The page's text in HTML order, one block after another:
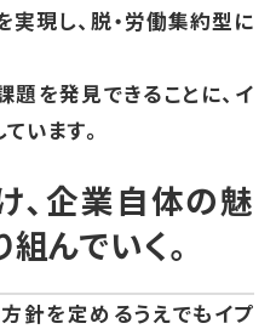
現し、脱・労働集約型に
を発見できることに、イ
います。
、企業自体の魅
んでいく。
針を定めるうえでもイプ